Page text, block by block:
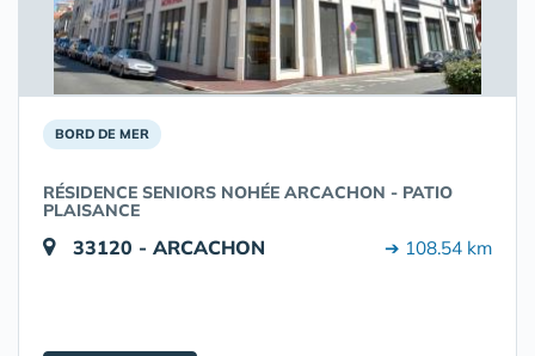
BORD DE MER
RÉSIDENCE SENIORS NOHÉE ARCACHON - PATIO
PLAISANCE
33120 - ARCACHON ➔ 108.54 km